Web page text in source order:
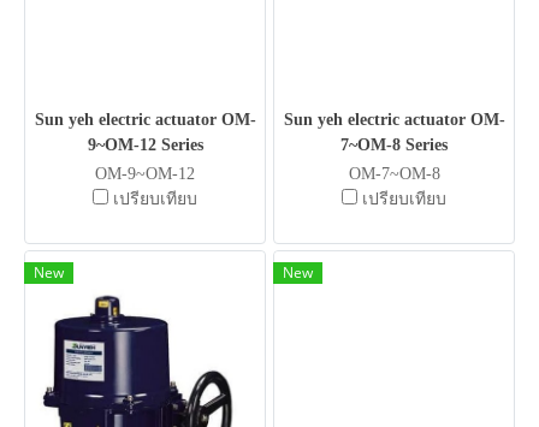
Sun yeh electric actuator OM-
9~OM-12 Series
OM-9~OM-12
เปรียบเทียบ
Sun yeh electric actuator OM-
7~OM-8 Series
OM-7~OM-8
เปรียบเทียบ
New New